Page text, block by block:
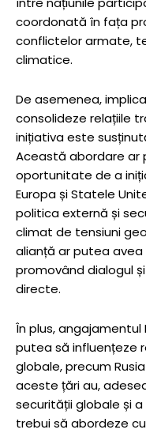
coordonată în fața
conflictelor armate,
climatice.
De asemenea,
consolideze relațiile
inițiativa este
Această abordare ar
oportunitate de a
Europa și Statele
politica externă și
climat de tensiuni
alianță ar putea
promovând dialogul
directe.
În plus, angajamentul
putea să influențeze
globale, precum
aceste țări au,
securității globale și
trebui să abordeze